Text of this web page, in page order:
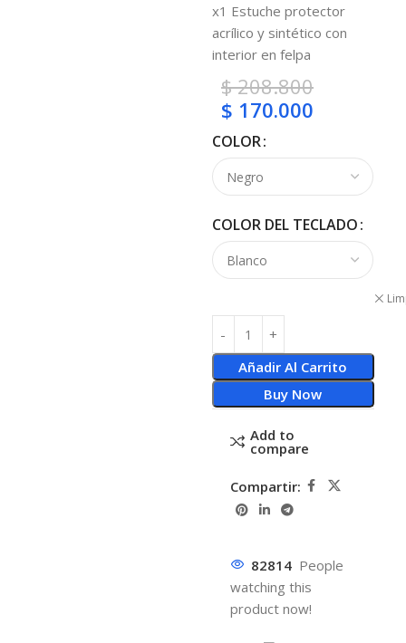
x1 Estuche protector
acrílico y sintético con
interior en felpa
$208.800
$ 170.000
COLOR
COLOR DEL TECLADO
Añadir Al Carrito
Buy Now
Add to
compare
Compartir:
82814 People
watching this
product now!